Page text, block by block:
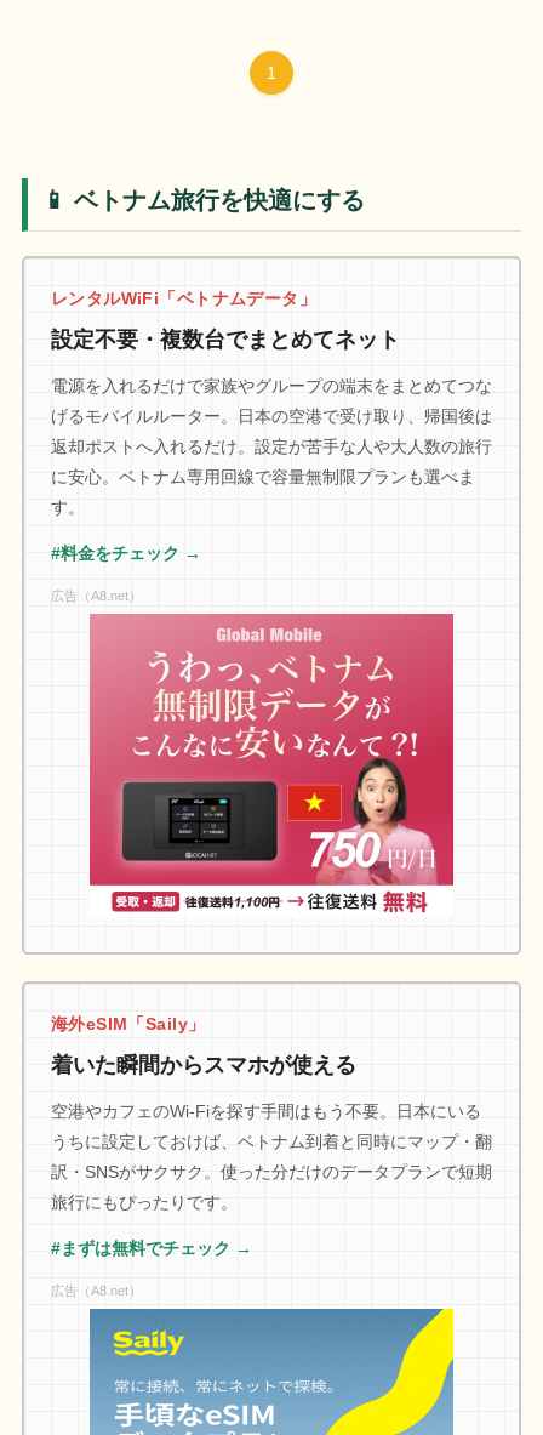
1
📱 ベトナム旅行を快適にする
レンタルWiFi「ベトナムデータ」
設定不要・複数台でまとめてネット
電源を入れるだけで家族やグループの端末をまとめてつな
げるモバイルルーター。日本の空港で受け取り、帰国後は
返却ポストへ入れるだけ。設定が苦手な人や大人数の旅行
に安心。ベトナム専用回線で容量無制限プランも選べま
す。
#料金をチェック →
広告（A8.net）
海外eSIM「Saily」
着いた瞬間からスマホが使える
空港やカフェのWi-Fiを探す手間はもう不要。日本にいる
うちに設定しておけば、ベトナム到着と同時にマップ・翻
訳・SNSがサクサク。使った分だけのデータプランで短期
旅行にもぴったりです。
#まずは無料でチェック →
広告（A8.net）